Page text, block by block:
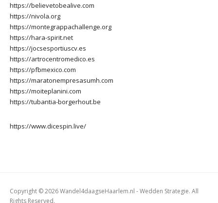
https://believetobealive.com
https://nivola.org
https://montegrappachallenge.org
https://hara-spirit.net
https://jocsesportiuscv.es
https://artrocentromedico.es
https://pfbmexico.com
https://maratonempresasumh.com
https://moiteplanini.com
https://tubantia-borgerhout.be
https://www.dicespin.live/
Copyright © 2026 Wandel4daagseHaarlem.nl - Wedden Strategie. All
Rights Reserved.